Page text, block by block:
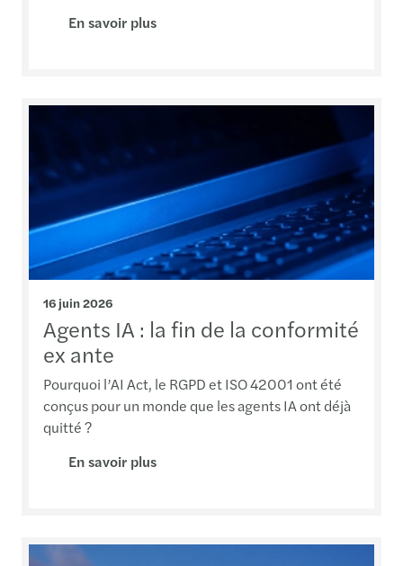
En savoir plus
16 juin 2026
Agents IA : la fin de la conformité
ex ante
Pourquoi l’AI Act, le RGPD et ISO 42001 ont été
conçus pour un monde que les agents IA ont déjà
quitté ?
En savoir plus